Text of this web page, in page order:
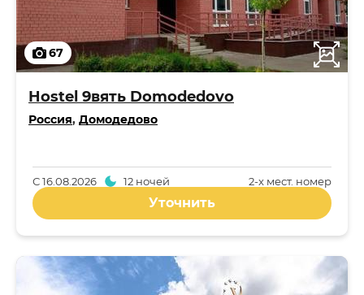
67
Hostel 9вять Domodedovo
Россия, Домодедово
2-x мест. номер
С16.08.2026 12 ночей
Уточнить